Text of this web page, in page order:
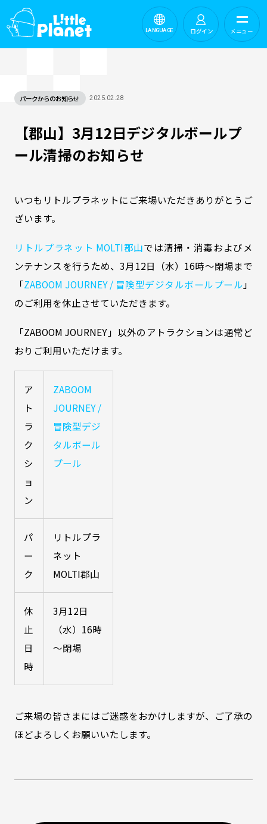
ログイン
LANGUAGE メニュー
パークからのお知らせ 2025.02.28
【郡山】3月12日デジタルボールプ
ール清掃のお知らせ
いつもリトルプラネットにご来場いただきありがとうご
ざいます。
リトルプラネット MOLTI郡山では清掃・消毒およびメ
ンテナンスを行うため、3月12日（水）16時～閉場まで
「ZABOOM JOURNEY / 冒険型デジタルボールプール 」
のご利用を休止させていただきます。
「ZABOOM JOURNEY」以外のアトラクションは通常ど
おりご利用いただけます。
ア
ト
ラ
ク
シ
ョ
ン
ZABOOM
JOURNEY /
冒険型デジ
タルボール
プール
パ
ー
ク
リトルプラ
ネット
MOLTI郡山
休
止
日
時
3月12日
（水）16時
～閉場
ご来場の皆さまにはご迷惑をおかけしますが、ご了承の
ほどよろしくお願いいたします。